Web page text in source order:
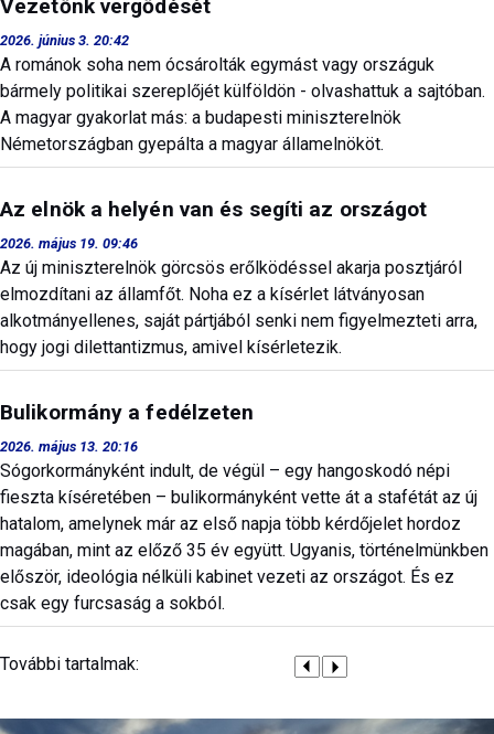
Vezetőnk vergődését
2026. június 3. 20:42
A románok soha nem ócsárolták egymást vagy országuk
bármely politikai szereplőjét külföldön - olvashattuk a sajtóban.
A magyar gyakorlat más: a budapesti miniszterelnök
Németországban gyepálta a magyar államelnököt.
Az elnök a helyén van és segíti az országot
2026. május 19. 09:46
Az új miniszterelnök görcsös erőlködéssel akarja posztjáról
elmozdítani az államfőt. Noha ez a kísérlet látványosan
alkotmányellenes, saját pártjából senki nem figyelmezteti arra,
hogy jogi dilettantizmus, amivel kísérletezik.
Bulikormány a fedélzeten
2026. május 13. 20:16
Sógorkormányként indult, de végül – egy hangoskodó népi
fieszta kíséretében – bulikormányként vette át a stafétát az új
hatalom, amelynek már az első napja több kérdőjelet hordoz
magában, mint az előző 35 év együtt. Ugyanis, történelmünkben
először, ideológia nélküli kabinet vezeti az országot. És ez
csak egy furcsaság a sokból.
További tartalmak: